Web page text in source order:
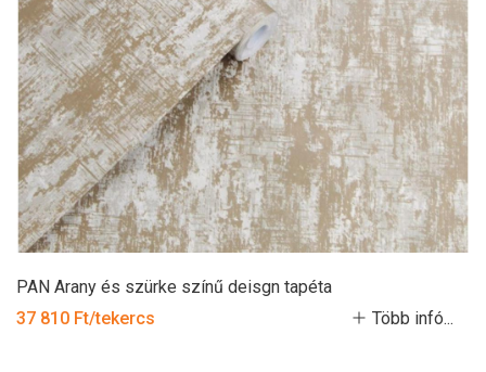
PAN Arany és szürke színű deisgn tapéta
37 810 Ft/tekercs
Több infó...